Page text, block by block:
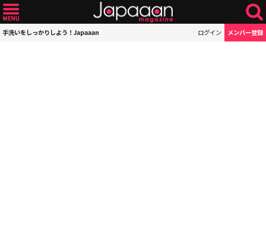
手洗いをしっかりしよう！Japaaan ログイン メンバー登録